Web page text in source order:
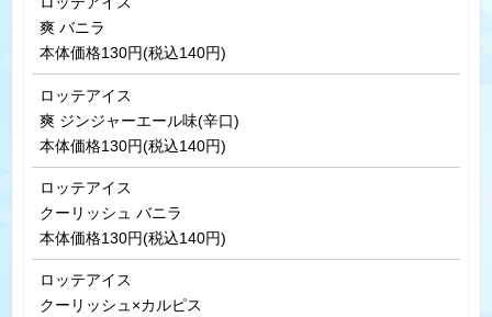
爽 バニラ
本体価格130円(税込140円)
ロッテアイス
爽 ジンジャーエール味(辛口)
本体価格130円(税込140円)
ロッテアイス
クーリッシュ バニラ
本体価格130円(税込140円)
ロッテアイス
クーリッシュ×カルピス